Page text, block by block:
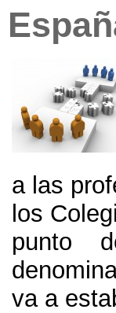
a las
los
punto
va a